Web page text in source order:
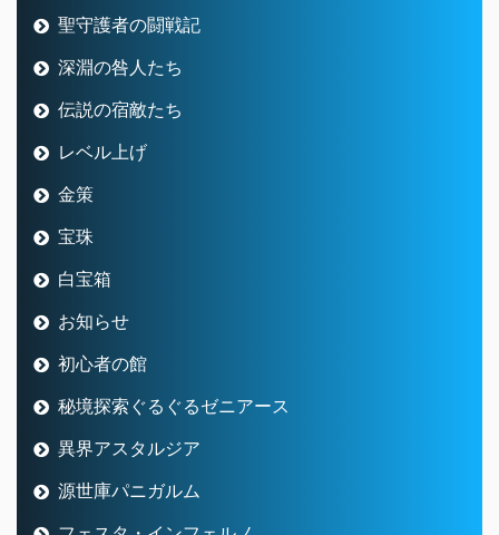
聖守護者の闘戦記
深淵の咎人たち
伝説の宿敵たち
レベル上げ
金策
宝珠
白宝箱
お知らせ
初心者の館
秘境探索ぐるぐるゼニアース
異界アスタルジア
源世庫パニガルム